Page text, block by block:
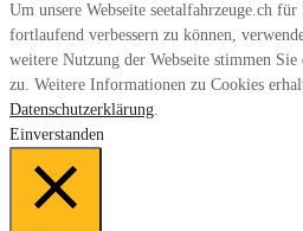
Um unsere Webseite seetalfahrzeuge.ch
fortlaufend verbessern zu können,
weitere Nutzung der Webseite stimmen
zu. Weitere Informationen zu Cookies
Datenschutzerklärung.
Einverstanden